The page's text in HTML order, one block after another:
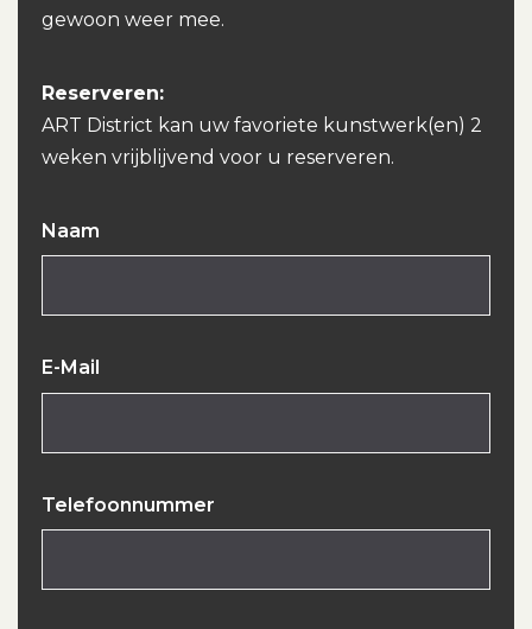
gewoon weer mee.
Reserveren:
ART District kan uw favoriete kunstwerk(en) 2
weken vrijblijvend voor u reserveren.
Naam
E-Mail
Telefoonnummer